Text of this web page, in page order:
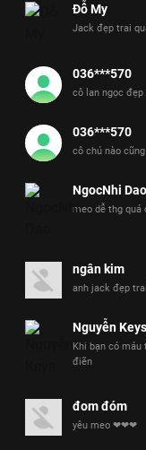
Đỗ My
Jack đẹp trai
036***570
cô lan ngọc đẹp
036***570
cô chú nào
NgocNhi Dao
meo dễ thg quá
ngân kim
anh jack đẹp
Nguyễn Keys
Khi bạn có máu
điẽn
đom đóm
yêu meo ❤❤❤